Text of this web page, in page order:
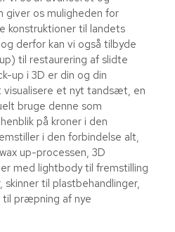
giver os muligheden for
konstruktioner til landets
derfor kan vi også tilbyde
til restaurering af slidte
up i 3D er din og din
visualisere et nyt tandsæt, en
bruge denne som
på kroner i den
i den forbindelse alt,
up-processen, 3D
med lightbody til fremstilling
skinner til plastbehandlinger,
præpning af nye